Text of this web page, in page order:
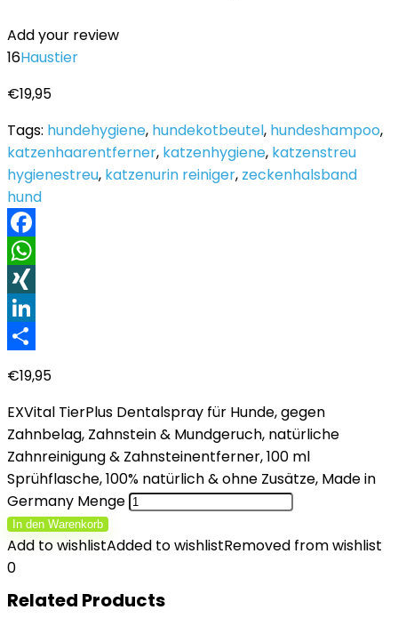
Add your review
16Haustier
€19,95
Tags: hundehygiene, hundekotbeutel, hundeshampoo,
katzenhaarentferner, katzenhygiene, katzenstreu
hygienestreu, katzenurin reiniger, zeckenhalsband
hund
Facebook
WhatsApp
XING
LinkedIn
€19,95
EXVital TierPlus Dentalspray für Hunde, gegen
Zahnbelag, Zahnstein & Mundgeruch, natürliche
Zahnreinigung & Zahnsteinentferner, 100 ml
Sprühflasche, 100% natürlich & ohne Zusätze, Made in
Germany Menge
In den Warenkorb
Add to wishlistAdded to wishlistRemoved from wishlist
0
Related Products